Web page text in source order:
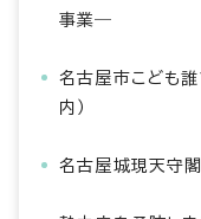
事業―
名古屋市こども
内）
名古屋城現天守